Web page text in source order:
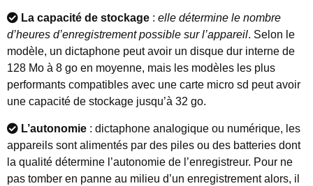
La capacité de stockage : elle détermine le nombre
d’heures d’enregistrement possible sur l’appareil. Selon le
modèle, un dictaphone peut avoir un disque dur interne de
128 Mo à 8 go en moyenne, mais les modèles les plus
performants compatibles avec une carte micro sd peut avoir
une capacité de stockage jusqu’à 32 go.
L’autonomie : dictaphone analogique ou numérique, les
appareils sont alimentés par des piles ou des batteries dont
la qualité détermine l’autonomie de l’enregistreur. Pour ne
pas tomber en panne au milieu d’un enregistrement alors, il